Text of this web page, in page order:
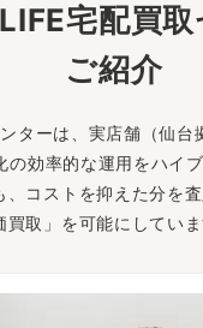
宅配買
ご紹介
ターは、実店舗（仙台
の効率的な運用をハイ
、コストを抑えた分を
買取」を可能にしていま